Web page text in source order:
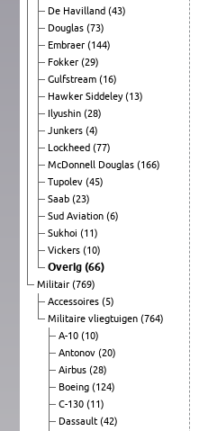
De Havilland (43)
Douglas (73)
Embraer (144)
Fokker (29)
Gulfstream (16)
Hawker Siddeley(13)
Ilyushin (28)
Junkers (4)
Lockheed (77)
McDonnell Douglas (166)
Tupolev (45)
Saab (23)
Sud Aviation (6)
Sukhoi (11)
Vickers (10)
Overig (66)
Militair (769)
Accessoires (5)
Militaire vliegtuigen (764)
A-10 (10)
Antonov (20)
Airbus (28)
Boeing (124)
C-130 (11)
Dassault (42)